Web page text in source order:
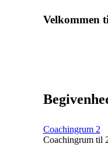
Velkommen
Coachingrum 2
Coachingrum til